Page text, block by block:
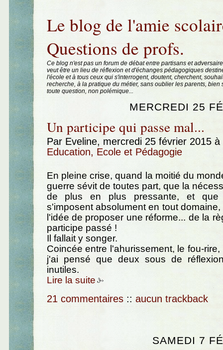
Le blog de l'amie
Questions de profs.
Ce blog n'est pas un forum de débat entre partisans et
veut être un lieu de réflexion et d'échanges pédagogiques
l'école et à tous ceux qui s'interrogent, doutent, cherchent,
recherche, à la pratique du métier, sans oublier les parents, bien
toute question, non polémique...
MERCREDI 25
Un participe qui passe mal...
Par Eveline, mercredi 25 février 2015
Education, Ecole et Pédagogie
En pleine crise, quand la moitié du
guerre sévit de toutes part, que la
de plus en plus pressante, et que
s'imposent absolument en tout
l'idée de proposer une réforme... de la
participe passé !
Il fallait y songer.
Coincée entre l'ahurissement, le fou-
j'ai pensé que deux sous de
inutiles.
Lire la suite
21 commentaires :: aucun trackback
SAMEDI 7